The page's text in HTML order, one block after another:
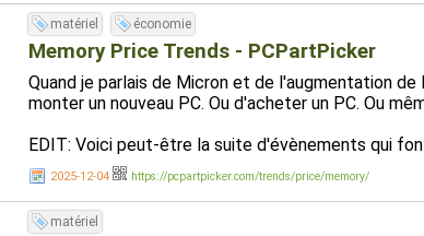
matériel économie
Memory Price Trends - PCPartPicker
Quand je parlais de Micron et de l'augmentation
monter un nouveau PC. Ou d'acheter un PC. Ou
EDIT: Voici peut-être la suite d'évènements qui
2025-12-04 https://pcpartpicker.com/trends/price/memory/
matériel